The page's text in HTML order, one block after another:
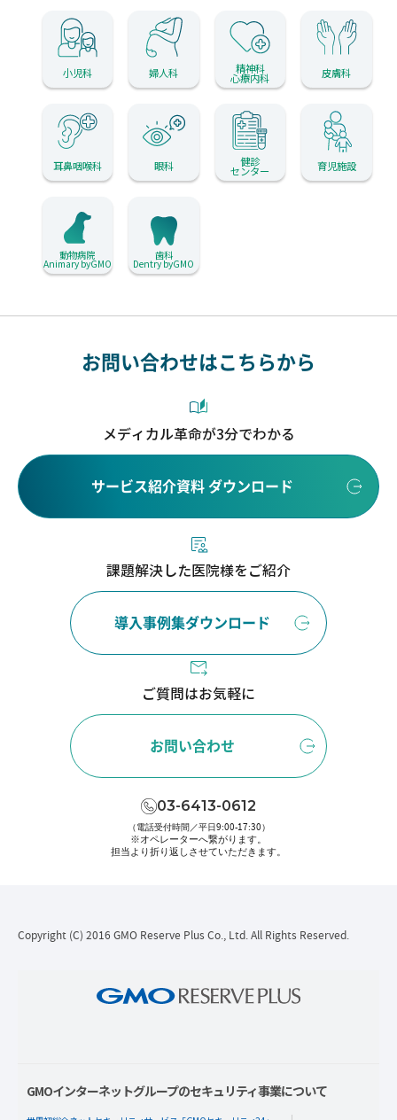
小児科 婦人科 精神科
心療内科 皮膚科
耳鼻咽喉科 眼科 健診
センター 育児施設
動物病院
Animary byGMO
歯科
Dentry byGMO
お問い合わせはこちらから
メディカル革命が3分でわかる
サービス紹介資料 ダウンロード
課題解決した医院様をご紹介
導入事例集ダウンロード
ご質問はお気軽に
お問い合わせ
03-6413-0612
（電話受付時間／平日9:00-17:30）
※オペレーターへ繋がります。
担当より折り返しさせていただきます。
Copyright (C) 2016 GMO Reserve Plus Co., Ltd. All Rights Reserved.
GMOインターネットグループのセキュリティ事業について